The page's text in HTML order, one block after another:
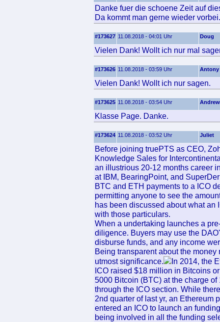
Danke fuer die schoene Zeit auf
Da kommt man gerne wieder vorbei.
#173627 11.08.2018 - 04:01 Uhr Doug
Vielen Dank! Wollt ich nur mal
#173626 11.08.2018 - 03:59 Uhr Antony
Vielen Dank! Wollt ich nur sagen.
#173625 11.08.2018 - 03:54 Uhr Andrew
Klasse Page. Danke.
#173624 11.08.2018 - 03:52 Uhr Juliet
Before joining truePTS as CEO,
Knowledge Sales for
an illustrious 20-12 months career
at IBM, BearingPoint, and
BTC and ETH payments to a ICO
permitting anyone to see the
has been discussed about what an
with those particulars.
When a undertaking launches a
diligence. Buyers may use the
disburse funds, and any income
Being transparent about the
utmost significance.
In 2014, the
ICO raised $18 million in Bitcoins
5000 Bitcoin (BTC) at the charge
through the ICO section. While
2nd quarter of last yr, an Ethereum
entered an ICO to launch an
being involved in all the funding